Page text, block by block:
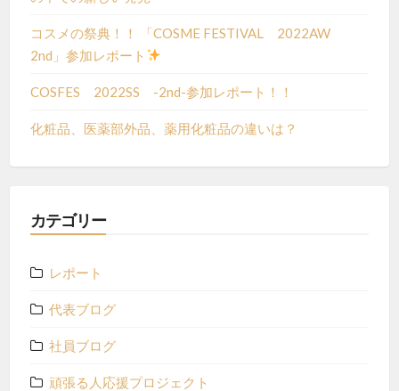
コスメの祭典！！ 「COSME FESTIVAL 2022AW
2nd」参加レポート
COSFES 2022SS -2nd-参加レポート！！
化粧品、医薬部外品、薬用化粧品の違いは？
カテゴリー
レポート
代表ブログ
社員ブログ
頑張る人応援プロジェクト